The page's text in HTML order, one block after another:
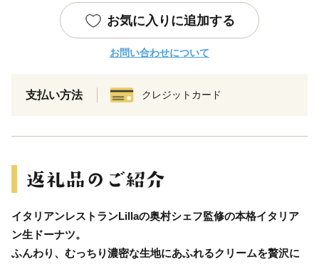
お気に入りに追加する
お問い合わせについて
支払い方法 クレジットカード
イタリアンレストランLillaの奥村シェフ監修の本格イタリア
ン生ドーナツ。
ふんわり、むっちり濃密な生地にあふれるクリームを贅沢に